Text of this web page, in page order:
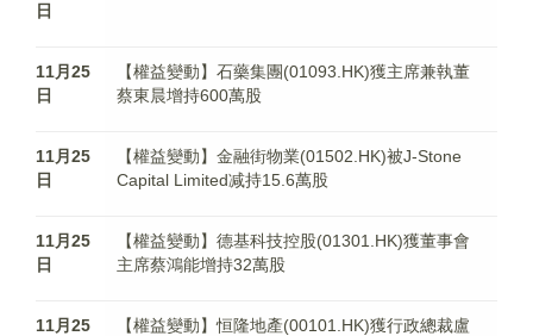
日
11月25
日
【權益變動】石藥集團(01093.HK)獲主席兼執董
蔡東晨增持600萬股
11月25
日
【權益變動】金融街物業(01502.HK)被J-Stone
Capital Limited减持15.6萬股
11月25
日
【權益變動】德基科技控股(01301.HK)獲董事會
主席蔡鴻能增持32萬股
11月25
【權益變動】恒隆地產(00101.HK)獲行政總裁盧